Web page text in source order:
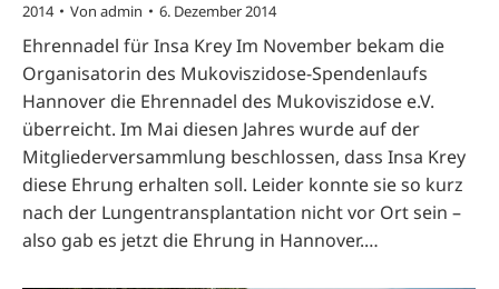
2014 Von admin 6. Dezember 2014
Ehrennadel für Insa Krey Im November bekam die
Organisatorin des Mukoviszidose-Spendenlaufs
Hannover die Ehrennadel des Mukoviszidose e.V.
überreicht. Im Mai diesen Jahres wurde auf der
Mitgliederversammlung beschlossen, dass Insa Krey
diese Ehrung erhalten soll. Leider konnte sie so kurz
nach der Lungentransplantation nicht vor Ort sein –
also gab es jetzt die Ehrung in Hannover.…